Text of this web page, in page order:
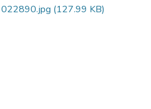
022890.jpg (127.99 KB)